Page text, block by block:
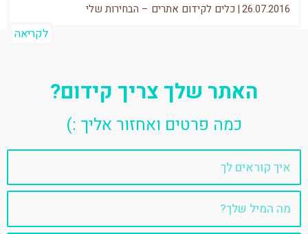
26.07.2016
| כלים לקידום אתרים – הבחירות שלי
לקריאה
האתר שלך צריך קידום?
כמה פרטים ואחזור אליך :)